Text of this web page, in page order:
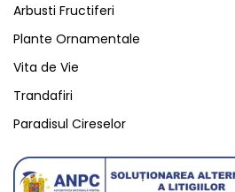
Arbusti Fructiferi
Plante Ornamentale
Vita de Vie
Trandafiri
Paradisul Cireselor